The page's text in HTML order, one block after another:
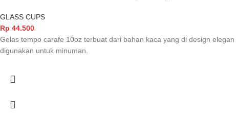
GLASS CUPS
Rp 44.500
Gelas tempo carafe 10oz terbuat dari bahan kaca yang di design
digunakan untuk minuman.